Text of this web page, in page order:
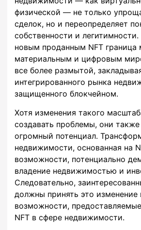
физической — не только
сделок, но и переопределяет
собственности и
новым проданным NFT граница
материальным и цифровым
все более размытой,
интегрированного рынка
защищенного блокчейном.
Хотя изменения такого
создавать проблемы, они
огромный потенциал.
недвижимости, основанная на
возможности, потенциально
владение недвижимостью и
Следовательно,
должны принять это изменение
возможности,
NFT в сфере недвижимости.